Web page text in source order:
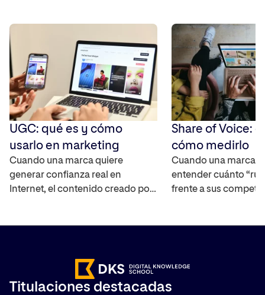
UGC: qué es y cómo
usarlo en marketing
Cuando una marca quiere
generar confianza real en
Internet, el contenido creado por
ayuda a construir credibilidad y
acelera el proceso en la toma de
decisiones de compra. Te
Share of Voice:
cómo medirlo
Cuando una marca
entender cuánto
frente a sus
Titulaciones destacadas